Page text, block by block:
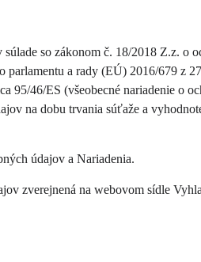
so zákonom č. 18/2018 Z.z. o
a rady (EÚ) 2016/679 z
95/46/ES (všeobecné nariadenie o
na dobu trvania súťaže a
údajov a Nariadenia.
zverejnená na webovom sídle